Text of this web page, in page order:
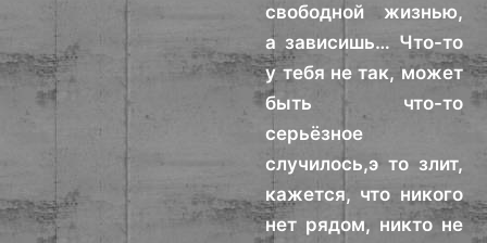
свободной жизнью,
а зависишь… Что-то
у тебя не так, может
быть что-то
серьёзное
случилось,э то злит,
кажется, что никого
нет рядом, никто не